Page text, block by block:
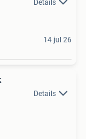
Details
14 jul 26
Details